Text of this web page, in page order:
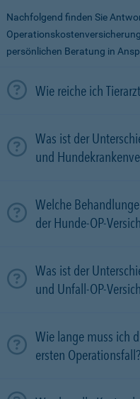
Nachfolgend finden Sie
persönlichen Beratung in
Wie reiche ich
Was ist der
und
Welche
der Hunde-OP-
Was ist der
und Unfall-OP-
Wie lange muss ich
ersten Operationsfall?